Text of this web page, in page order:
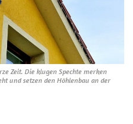
Zeit. Die klugen Spechte merken
und setzen den Höhlenbau an der